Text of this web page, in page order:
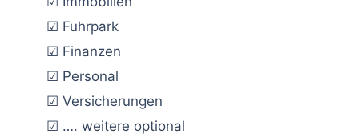
☑ Fuhrpark
☑ Finanzen
☑ Personal
☑ Versicherungen
☑ …. weitere optional